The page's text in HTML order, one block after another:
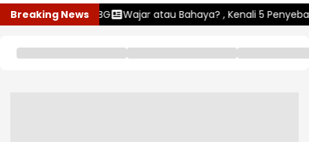
Breaking News
, Kenali 5 Penyebab Gumoh pada Bayi Angin